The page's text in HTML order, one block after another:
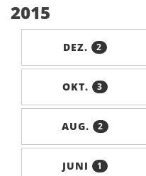
2015
DEZ. 2
OKT. 3
AUG. 2
JUNI 1